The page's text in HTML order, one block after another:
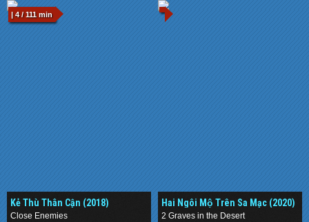
| 4 / 111 min
Kẻ Thù Thân Cận (2018)
Close Enemies
Hai Ngôi Mộ Trên Sa Mạc (2020)
2 Graves in the Desert